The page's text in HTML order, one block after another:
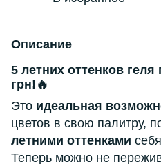
Описание
5 летних оттенков геля
грн!🔥
Это идеальная
цветов в свою палитру,
летними оттенками
Теперь можно не